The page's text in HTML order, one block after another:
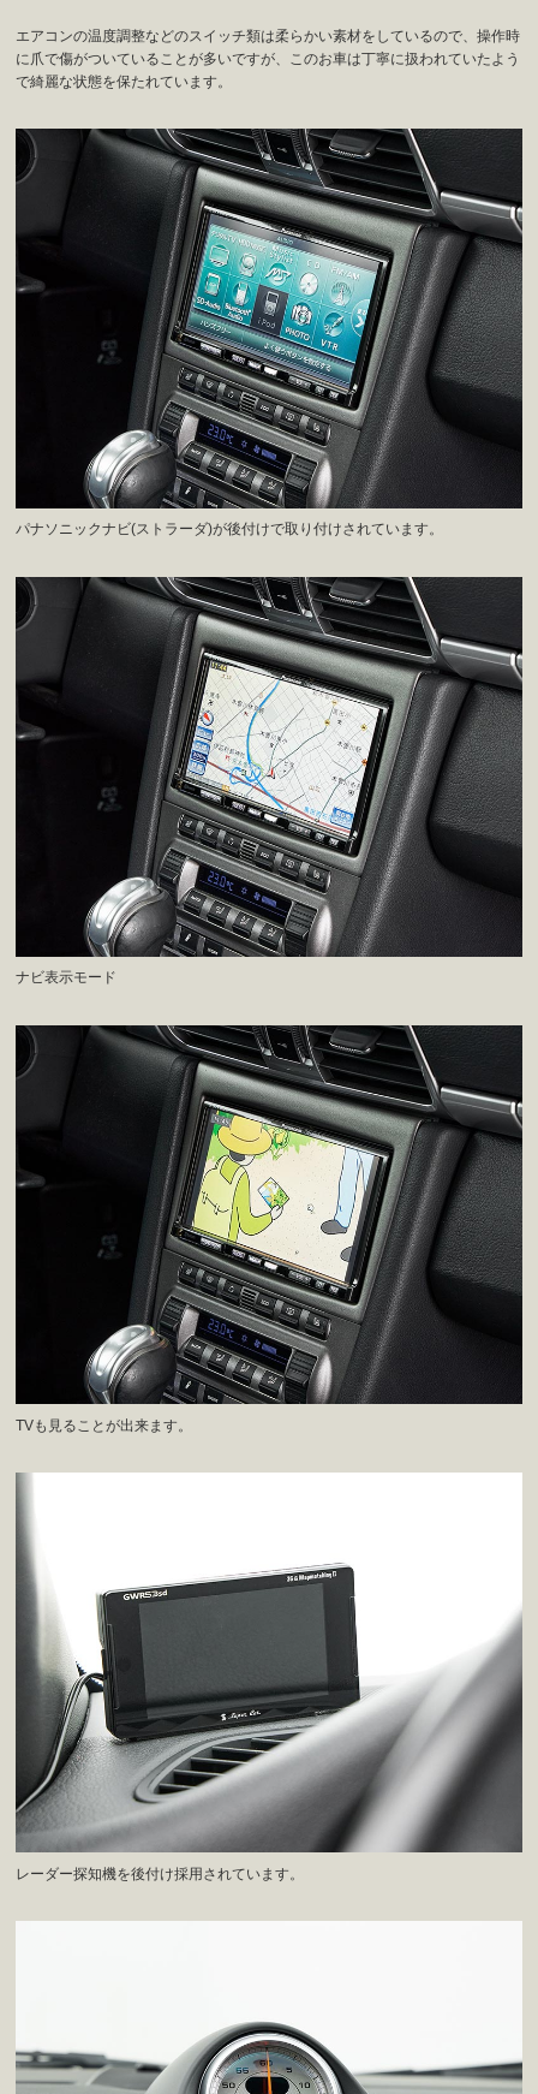
エアコンの温度調整などのスイッチ類は柔らかい素材をしているので、操作時
に爪で傷がついていることが多いですが、このお車は丁寧に扱われていたよう
で綺麗な状態を保たれています。
パナソニックナビ(ストラーダ)が後付けで取り付けされています。
ナビ表示モード
TVも見ることが出来ます。
レーダー探知機を後付け採用されています。